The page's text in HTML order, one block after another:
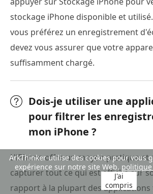
stockage iPhone disponible et
vous préférez un enregistrement
devez vous assurer que votre
suffisamment chargé.
Dois-je utiliser une
pour filtrer les
mon iPhone ?
L'iPhone offre un moyen pratique et
capturer tout ce qui est affiché sur
rapport à la plupart des applications
ArkThinker utilise des cookies pour vous
expérience sur notre site Web.
J'ai
compris